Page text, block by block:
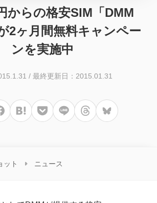
からの格安SIM「DMM
2ヶ月間無料キャンペー
ンを実施中
/ 最終更新日：2015.01.31
ット ニュース